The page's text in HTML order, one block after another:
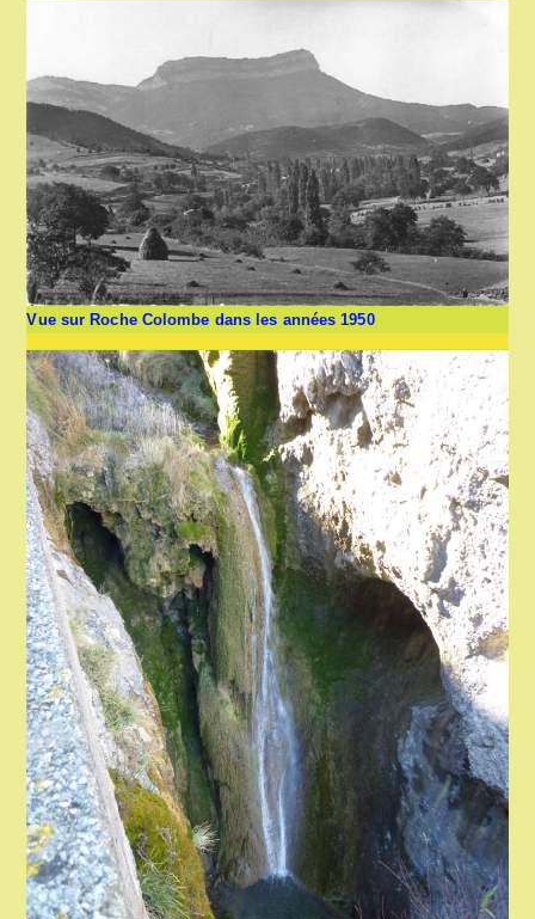
Vue sur Roche Colombe dans les années 1950